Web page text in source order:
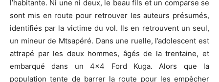
l’habitante. Ni une ni deux, le beau fils et un comparse se
sont mis en route pour retrouver les auteurs présumés,
identifiés par la victime du vol. Ils en retrouvent un seul,
un mineur de Mtsapéré. Dans une ruelle, l’adolescent est
attrapé par les deux hommes, âgés de la trentaine, et
embarqué dans un 4×4 Ford Kuga. Alors que la
population tente de barrer la route pour les empêcher